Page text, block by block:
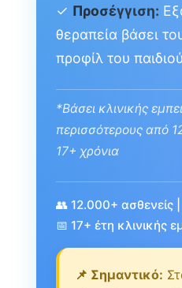
✓ Προσέγγιση:
θεραπεία βάσει
προφίλ του παιδιού
*Βάσει κλινικής
περισσότερους από
17+ χρόνια
👥 12.000+ ασθενείς |
📅 17+ έτη κλινικής
📌 Σημαντικό: